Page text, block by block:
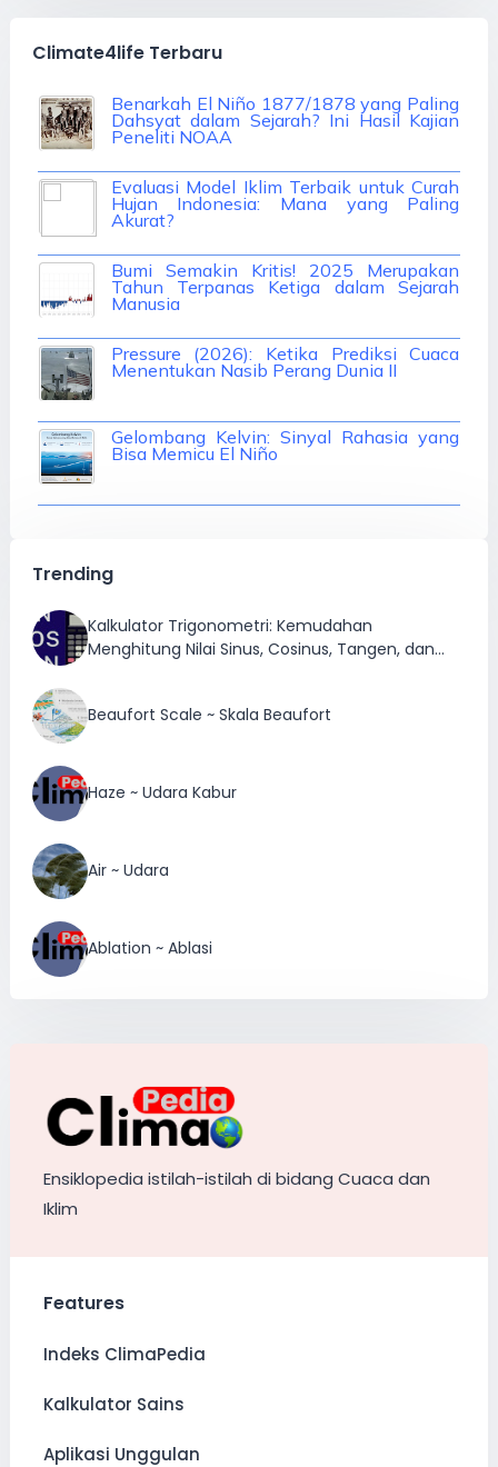
Climate4life Terbaru
Benarkah El Niño 1877/1878 yang Paling
Dahsyat dalam Sejarah? Ini Hasil Kajian
Peneliti NOAA
Evaluasi Model Iklim Terbaik untuk Curah
Hujan Indonesia: Mana yang Paling
Akurat?
Bumi Semakin Kritis! 2025 Merupakan
Tahun Terpanas Ketiga dalam Sejarah
Manusia
Pressure (2026): Ketika Prediksi Cuaca
Menentukan Nasib Perang Dunia II
Gelombang Kelvin: Sinyal Rahasia yang
Bisa Memicu El Niño
Trending
Kalkulator Trigonometri: Kemudahan
Menghitung Nilai Sinus, Cosinus, Tangen, dan
Beaufort Scale ~ Skala Beaufort
Haze ~ Udara Kabur
Air ~ Udara
Ablation ~ Ablasi
Ensiklopedia istilah-istilah di bidang Cuaca dan
Iklim
Features
Indeks ClimaPedia
Kalkulator Sains
Aplikasi Unggulan